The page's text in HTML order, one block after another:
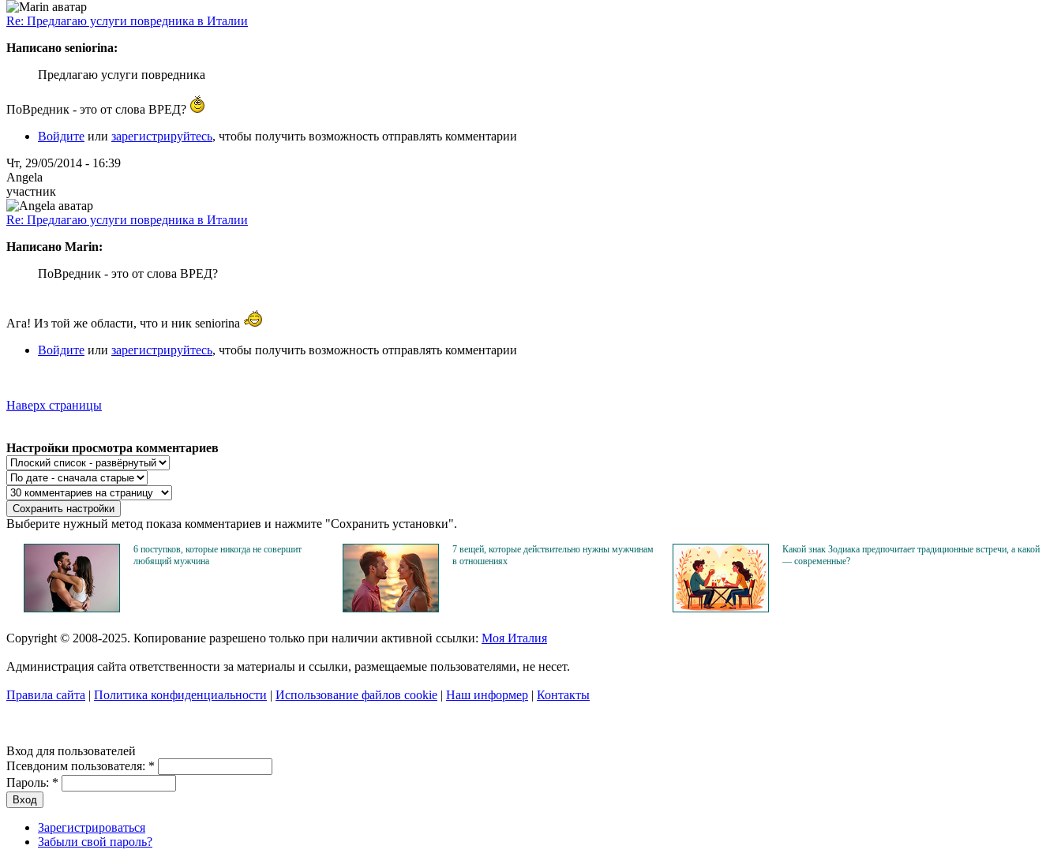
Re: Предлагаю услуги повредника в Италии
Написано seniorina:
Предлагаю услуги повредника
ПоВредник - это от слова ВРЕД?
Войдите или зарегистрируйтесь, чтобы получить возможность отправлять комментарии
Чт, 29/05/2014 - 16:39
Angela
участник
Re: Предлагаю услуги повредника в Италии
Написано Marin:
ПоВредник - это от слова ВРЕД?
Ага! Из той же области, что и ник seniorina
Войдите или зарегистрируйтесь, чтобы получить возможность отправлять комментарии
Наверх страницы
Настройки просмотра комментариев
Выберите нужный метод показа комментариев и нажмите "Сохранить установки".
6 поступков, которые никогда не совершит
любящий мужчина
7 вещей, которые действительно нужны мужчинам
в отношениях
Какой знак Зодиака предпочитает традиционные встречи, а какой
— современные?
Copyright © 2008-2025. Копирование разрешено только при наличии активной ссылки: Моя Италия
Администрация сайта ответственности за материалы и ссылки, размещаемые пользователями, не несет.
Правила сайта | Политика конфиденциальности | Использование файлов cookie | Наш информер | Контакты
Вход для пользователей
Псевдоним пользователя: *
Пароль: *
Зарегистрироваться
Забыли свой пароль?